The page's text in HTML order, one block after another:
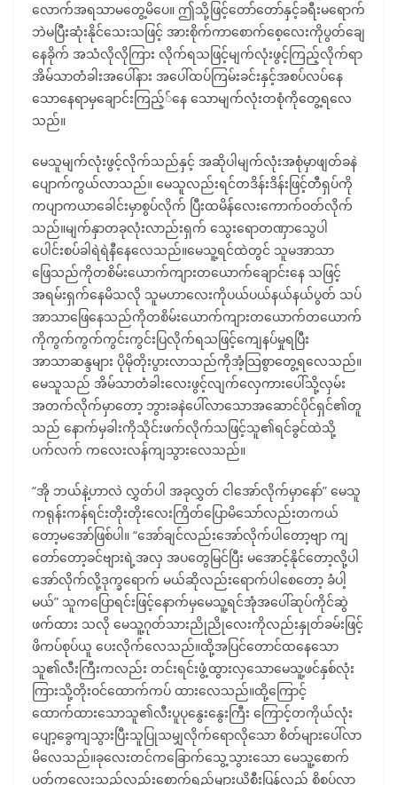
လောက်အရသာမတွေ့မိပေ။ ဤသို့ဖြင့်တော်တော်နှင့်ခရီးမရောက်
ဘဲမပြီးဆုံးနိုင်သေးသဖြင့် အားစိုက်ကာစောက်စေ့လေးကိုပွတ်ချေ
နေခိုက် အသံလိုလိုကြား လိုက်ရသဖြင့်မျက်လုံးဖွင့်ကြည့်လိုက်ရာ
အိမ်သာတံခါးအပေါ်နား အပေါ်ထပ်ကြမ်းခင်းနှင့်အစပ်လပ်နေ
သောနေရာမှချောင်းကြည့််နေ သောမျက်လုံးတစုံကိုတွေ့ရလေ
သည်။
မေသူမျက်လုံးဖွင့်လိုက်သည်နှင့် အဆိုပါမျက်လုံးအစုံမှာဖျတ်ခနဲ
ပျောက်ကွယ်လာသည်။ မေသူလည်းရင်တဒိန်းဒိန်းဖြင့်တီရှပ်ကို
ကပျာကယာခေါင်းမှာစွပ်လိုက် ပြီးထမိန်လေးကောက်ဝတ်လိုက်
သည်။မျက်နှာတခုလုံးလာည်းရှက် သွေးရောတဏှာသွေပါ
ပေါင်းစပ်ခါရဲရဲနီနေလေသည်။မေသူ့ရင်ထဲတွင် သူမအာသာ
ဖြေသည်ကိုတစိမ်းယောက်ကျားတယောက်ချောင်းနေ သဖြင့်
အရမ်းရှက်နေမိသလို သူမဟာလေးကိုပယ်ပယ်နယ်နယ်ပွတ် သပ်
အာသာဖြေနေသည်ကိုတစိမ်းယောက်ကျားတယောက်တယောက်
ကိုကွက်ကွက်ကွင်းကွင်းပြလိုက်ရသဖြင့်ကျေနပ်မှုရပြီး
အာသာဆန္ဒများ ပိုမိုတိုးပွားလာသည်ကိုအံ့သြစွာတွေ့ရလေသည်။
မေသူသည် အိမ်သာတံခါးလေးဖွင့်လျက်လှေကားပေါ်သို့လှမ်း
အတက်လိုက်မှာတော့ ဘွားခနဲပေါ်လာသောအဆောင်ပိုင်ရှင်၏တူ
သည် နောက်မှခါးကိုသိုင်းဖက်လိုက်သဖြင့်သူ၏ရင်ခွင်ထဲသို့
ပက်လက် ကလေးလန်ကျသွားလေသည်။
“အို ဘယ်နဲ့ဟာလဲ လွှတ်ပါ အခုလွှတ် ငါအော်လိုက်မှာနော်” မေသူ
ကရုန်းကန်ရင်းတိုးတိုးလေးကြိတ်ပြောမိသော်လည်းတကယ်
တော့မအော်ဖြစ်ပါ။ “အော်ချင်လည်းအော်လိုက်ပါတော့ဗျာ ကျ
တော်တော့ခင်ဗျားရဲ့အလှ အပတွေမြင်ပြီး မအောင့်နိုင်တော့လို့ပါ
အော်လိုက်လို့ဒုက္ခရောက် မယ်ဆိုလည်းရောက်ပါစေတော့ ခံပါ့
မယ်” သူကပြောရင်းဖြင့်နောက်မှမေသူ့ရင်အုံအပေါ်ဆုပ်ကိုင်ဆွဲ
ဖက်ထား သလို မေသူ့ဂုတ်သားညိုညိုလေးကိုလည်းနှုတ်ခမ်းဖြင့်
ဖိကပ်စုပ်ယူ ပေးလိုက်လေသည်။ထို့အပြင်တောင်ထနေသော
သူ၏လီးကြီးကလည်း တင်းရင်းဖွံ့ထွားလှသောမေသူ့ဖင်နှစ်လုံး
ကြားသို့တိုးဝင်ထောက်ကပ် ထားလေသည်။ထို့ကြောင့်
ထောက်ထားသောသူ၏လီးပူပုနွေးနွေးကြီး ကြောင့်တကိုယ်လုံး
ပျော့ခွေကျသွားပြီးသူပြုသမျှလိုက်ရောလိုသော စိတ်များပေါ်လာ
မိလေသည်။ခုလေးတင်ကခြောက်သွေ့သွားသော မေသူ့စောက်
ပတ်ကလေးသည်လည်းစောက်ရည်များယိုစီးပြန်လည် စိုစွပ်လာ